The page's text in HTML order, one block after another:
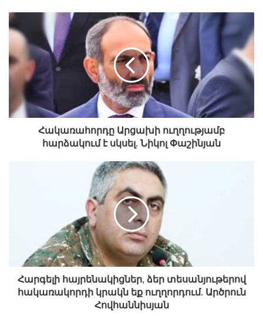
Հակառահորդը Արցախի ուղղությամբ
հարձակում է սկսել. Նիկոլ Փաշինյան
Հարգելի հայրենակիցներ, ձեր տեսանյութերով
հակառակորդի կրակն եք ուղղորդում. Արծրուն
Հովհաննիսյան